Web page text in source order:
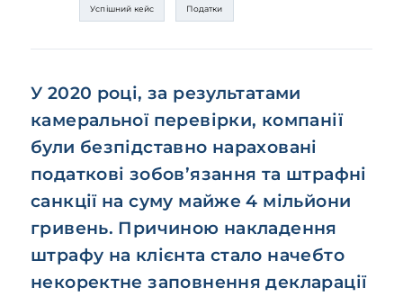
Успішний кейс Податки
У 2020 році, за результатами
камеральної перевірки, компанії
були безпідставно нараховані
податкові зобов’язання та штрафні
санкції на суму майже 4 мільйони
гривень. Причиною накладення
штрафу на клієнта стало начебто
некоректне заповнення декларації